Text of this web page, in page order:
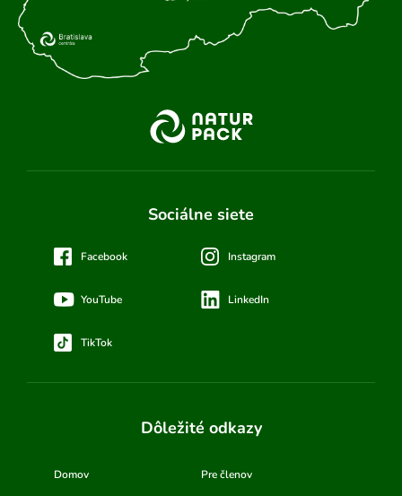
Sociálne siete
Facebook Instagram
YouTube LinkedIn
TikTok
Dôležité odkazy
Domov Pre členov